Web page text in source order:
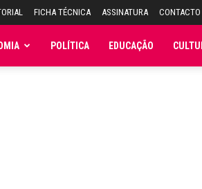
FICHA TÉCNICA ASSINATURA CONTACTO
POLÍTICA EDUCAÇÃO